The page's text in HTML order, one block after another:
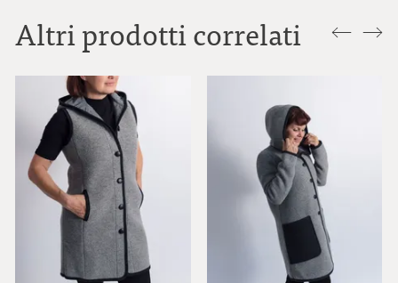
Altri prodotti correlati